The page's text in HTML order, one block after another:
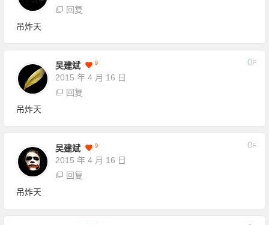
回复
吊炸天
吴建斌 9
2015 年 4 月 16 日
0F
回复
吊炸天
吴建斌 9
2015 年 4 月 16 日
0F
回复
吊炸天